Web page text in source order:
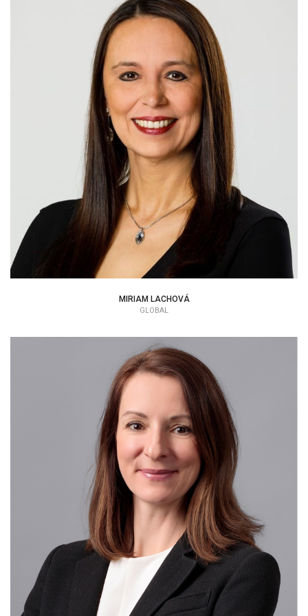
MIRIAM LACHOVÁ
|
MIRIAM LACHOVÁ
GLOBAL
PETRA ČUBOŇOVÁ